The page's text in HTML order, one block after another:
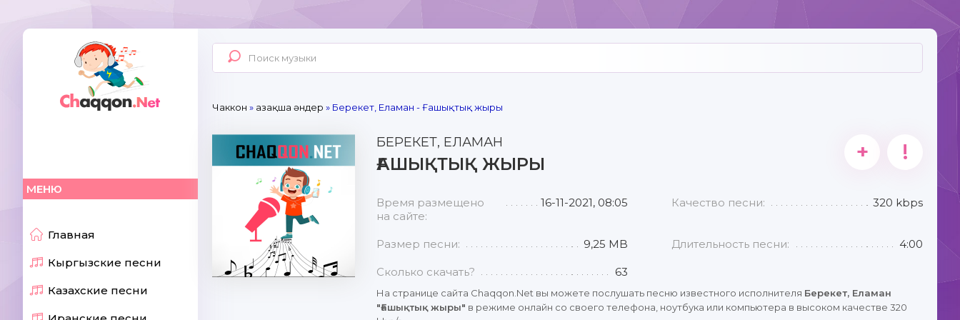
МЕНЮ
Главная
Кыргызские песни
Казахские песни
Чаккон » Қазақша әндер » Берекет, Еламан - Ғашықтық жыры
БЕРЕКЕТ, ЕЛАМАН
ҒАШЫҚТЫҚ ЖЫРЫ + !
Время размещено
на сайте:
16-11-2021, 08:05 Качество песни: 320 kbps
Размер песни: 9,25 MB Длительность песни: 4:00
Сколько скачать? 63
На странице сайта Chaqqon.Net вы можете послушать песню известного исполнителя Берекет, Еламан
"Ғашықтық жыры" в режиме онлайн со своего телефона, ноутбука или компьютера в высоком качестве 320